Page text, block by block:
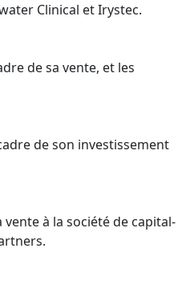
Clinical et Irystec.
de sa vente, et les
de son investissement
vente à la société de capital-